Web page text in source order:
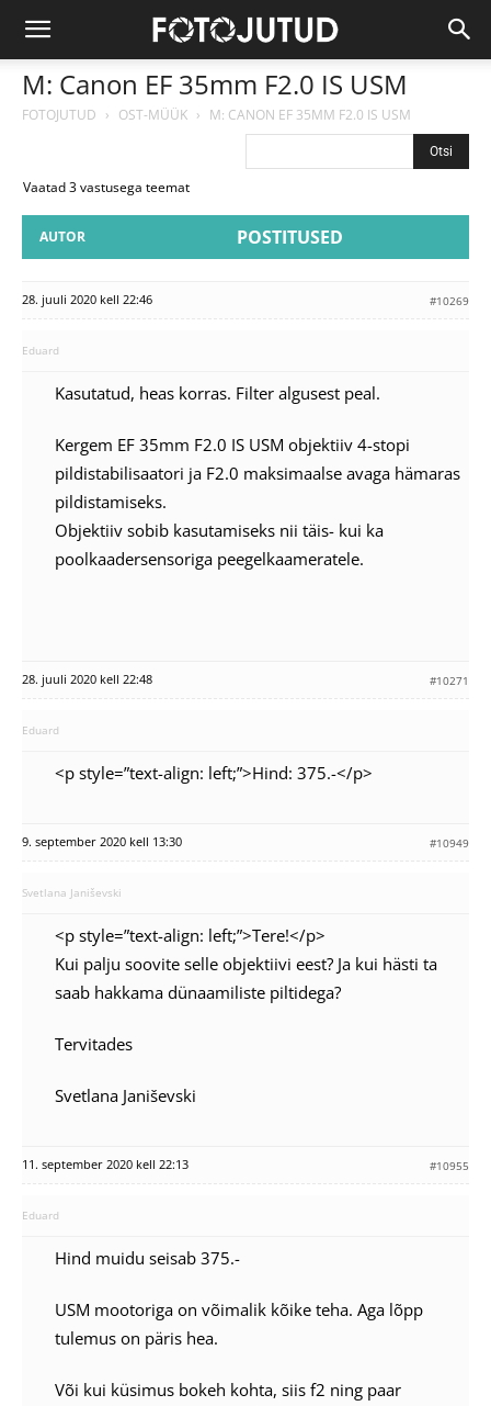
M: Canon EF 35mm F2.0 IS USM
FOTOJUTUD › OST-MÜÜK › M: CANON EF 35MM F2.0 IS USM
Vaatad 3 vastusega teemat
AUTOR POSTITUSED
28. juuli 2020 kell 22:46 #10269
Eduard
Kasutatud, heas korras. Filter algusest peal.
Kergem EF 35mm F2.0 IS USM objektiiv 4-stopi
pildistabilisaatori ja F2.0 maksimaalse avaga hämaras
pildistamiseks.
Objektiiv sobib kasutamiseks nii täis- kui ka
poolkaadersensoriga peegelkaameratele.
28. juuli 2020 kell 22:48 #10271
Eduard
<p style=”text-align: left;”>Hind: 375.-</p>
9. september 2020 kell 13:30 #10949
Svetlana Janiševski
<p style=”text-align: left;”>Tere!</p>
Kui palju soovite selle objektiivi eest? Ja kui hästi ta
saab hakkama dünaamiliste piltidega?
Tervitades
Svetlana Janiševski
11. september 2020 kell 22:13 #10955
Eduard
Hind muidu seisab 375.-
USM mootoriga on võimalik kõike teha. Aga lõpp
tulemus on päris hea.
Või kui küsimus bokeh kohta, siis f2 ning paar